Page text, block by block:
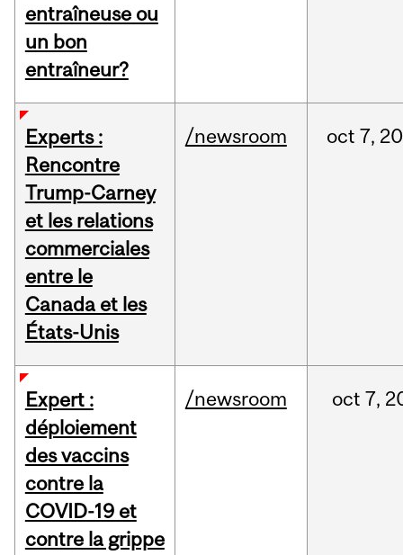
entraîneuse ou
un bon
entraîneur?
Experts :
Rencontre
Trump-Carney
et les relations
commerciales
entre le
Canada et les
États-Unis
/newsroom oct 7,
Expert :
déploiement
des vaccins
contre la
COVID-19 et
contre la grippe
/newsroom oct 7,